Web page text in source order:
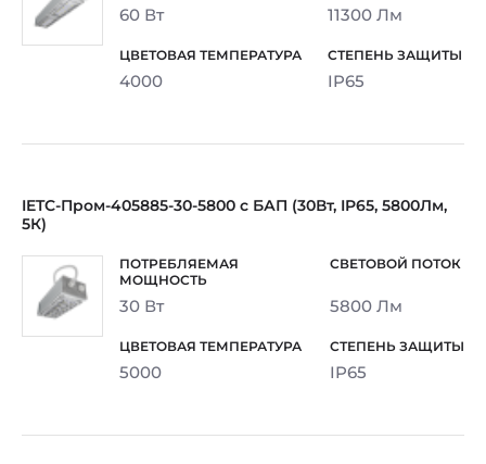
60 Вт 11300 Лм
4000 IP65
IETC-Пром-405885-30-5800 с БАП (30Вт, IP65, 5800Лм,
5К)
30 Вт 5800 Лм
5000 IP65